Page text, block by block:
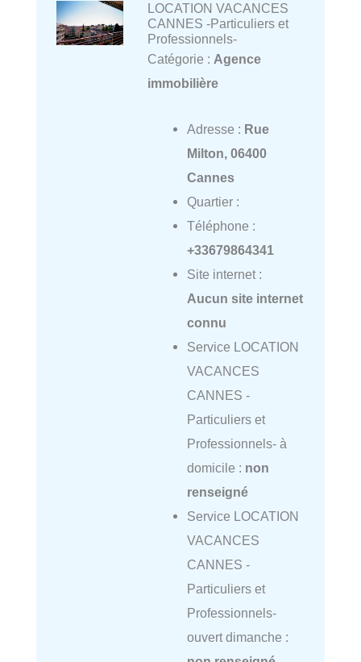
LOCATION VACANCES
CANNES -Particuliers et
Professionnels-
Catégorie : Agence
immobilière
Adresse : Rue
Milton, 06400
Cannes
Quartier :
Téléphone :
+33679864341
Site internet :
Aucun site internet
connu
Service LOCATION
VACANCES
CANNES -
Particuliers et
Professionnels- à
domicile : non
renseigné
Service LOCATION
VACANCES
CANNES -
Particuliers et
Professionnels-
ouvert dimanche :